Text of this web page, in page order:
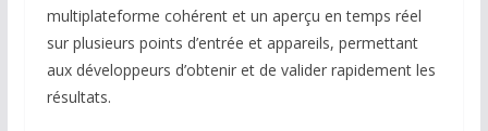
multiplateforme cohérent et un aperçu en temps réel
sur plusieurs points d’entrée et appareils, permettant
aux développeurs d’obtenir et de valider rapidement les
résultats.